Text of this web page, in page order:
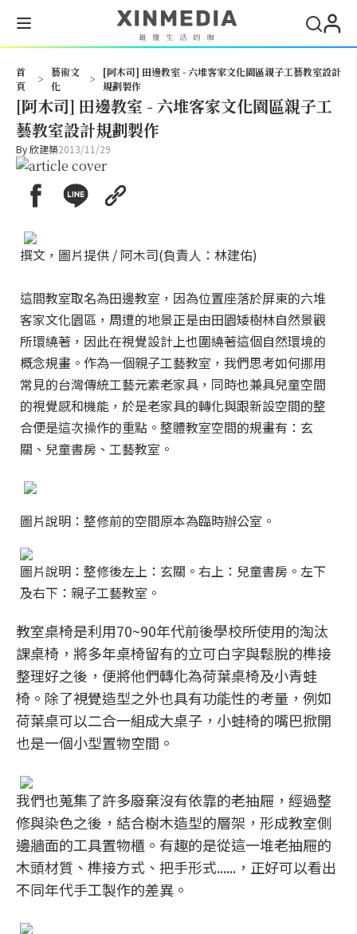
首
頁
>
藝術文
化
>
[阿木司] 田邊教室 - 六堆客家文化園區親子工藝教室設計
規劃製作
[阿木司] 田邊教室 - 六堆客家文化園區親子工
藝教室設計規劃製作
By欣建築2013/11/29
撰文，圖片提供 / 阿木司(負責人：林建佑)
這間教室取名為田邊教室，因為位置座落於屏東的六堆
客家文化園區，周遭的地景正是由田園矮樹林自然景觀
所環繞著，因此在視覺設計上也圍繞著這個自然環境的
概念規畫。作為一個親子工藝教室，我們思考如何挪用
常見的台灣傳統工藝元素老家具，同時也兼具兒童空間
的視覺感和機能，於是老家具的轉化與跟新設空間的整
合便是這次操作的重點。整體教室空間的規畫有：玄
關、兒童書房、工藝教室。
圖片說明：整修前的空間原本為臨時辦公室。
圖片說明：整修後左上：玄關。右上：兒童書房。左下
及右下：親子工藝教室。
教室桌椅是利用70~90年代前後學校所使用的淘汰
課桌椅，將多年桌椅留有的立可白字與鬆脫的榫接
整理好之後，便將他們轉化為荷葉桌椅及小青蛙
椅。除了視覺造型之外也具有功能性的考量，例如
荷葉桌可以二合一組成大桌子，小蛙椅的嘴巴掀開
也是一個小型置物空間。
我們也蒐集了許多廢棄沒有依靠的老抽屜，經過整
修與染色之後，結合樹木造型的層架，形成教室側
邊牆面的工具置物櫃。有趣的是從這一堆老抽屜的
木頭材質、榫接方式、把手形式......，正好可以看出
不同年代手工製作的差異。